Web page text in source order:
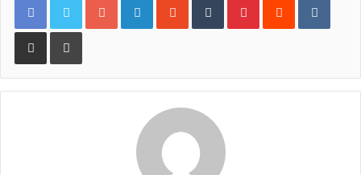
E-Posta ile paylaş Yazdır